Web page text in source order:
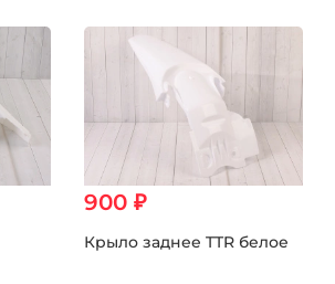
900 ₽
Крыло заднее TTR белое